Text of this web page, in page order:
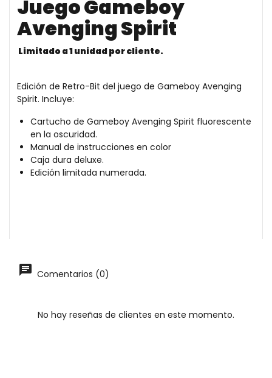
Juego Gameboy
Avenging Spirit
Limitado a 1 unidad por cliente.
Edición de Retro-Bit del juego de Gameboy Avenging
Spirit. Incluye:
Cartucho de Gameboy Avenging Spirit fluorescente
en la oscuridad.
Manual de instrucciones en color
Caja dura deluxe.
Edición limitada numerada.
Comentarios (0)
No hay reseñas de clientes en este momento.